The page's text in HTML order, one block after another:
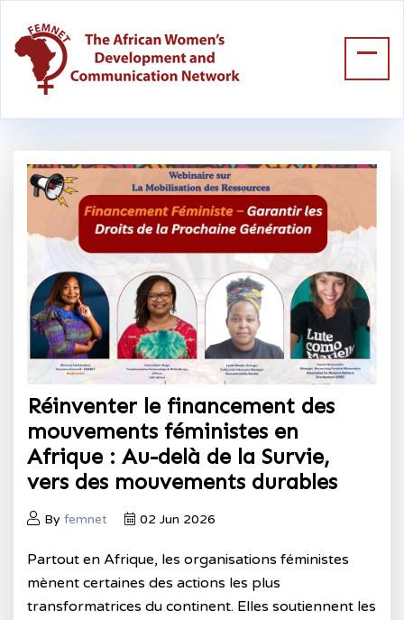
Réinventer le financement des
mouvements féministes en
Afrique : Au-delà de la Survie,
vers des mouvements durables
By femnet 02 Jun 2026
Partout en Afrique, les organisations féministes
mènent certaines des actions les plus
transformatrices du continent. Elles soutiennent les